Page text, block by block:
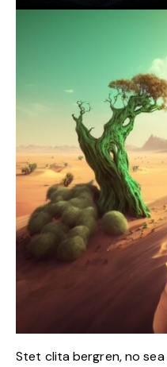
Stet clita bergren, no